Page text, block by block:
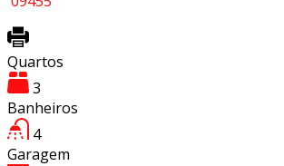
Quartos
3
Banheiros
4
Garagem